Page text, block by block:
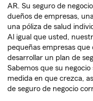
AR. Su seguro de
dueños de empresas,
una póliza de salud
Al igual que usted,
pequeñas empresas
desarrollar un plan de
Sabemos que su
medida en que crezca,
de seguro de negocio